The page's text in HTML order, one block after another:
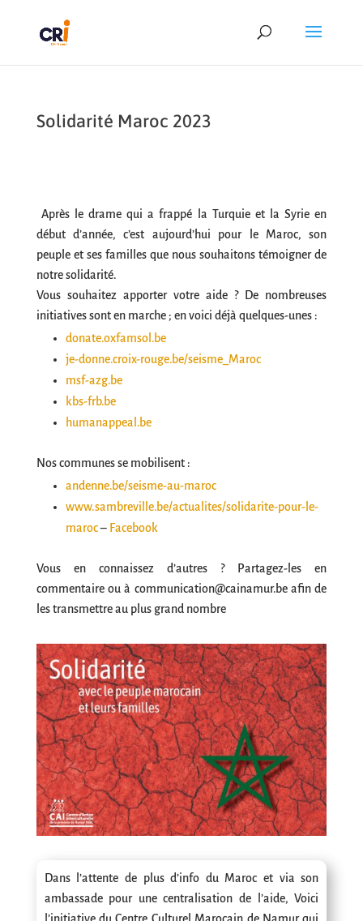
Solidarité Maroc 2023
Après le drame qui a frappé la Turquie et la Syrie en
début d’année, c’est aujourd’hui pour le Maroc, son
peuple et ses familles que nous souhaitons témoigner de
notre solidarité.
Vous souhaitez apporter votre aide ? De nombreuses
initiatives sont en marche ; en voici déjà quelques-unes :
donate.oxfamsol.be
je-donne.croix-rouge.be/seisme_Maroc
msf-azg.be
kbs-frb.be
humanappeal.be
Nos communes se mobilisent :
andenne.be/seisme-au-maroc
www.sambreville.be/actualites/solidarite-pour-le-
maroc– Facebook
Vous en connaissez d’autres ? Partagez-les en
commentaire ou à communication@cainamur.be afin de
les transmettre au plus grand nombre
Dans l’attente de plus d’info du Maroc et via son
ambassade pour une centralisation de l’aide, Voici
l’initiative du Centre Culturel Marocain de Namur qui